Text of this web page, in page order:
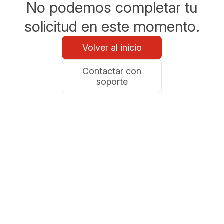
No podemos completar tu
solicitud en este momento.
Volver al inicio
Contactar con
soporte